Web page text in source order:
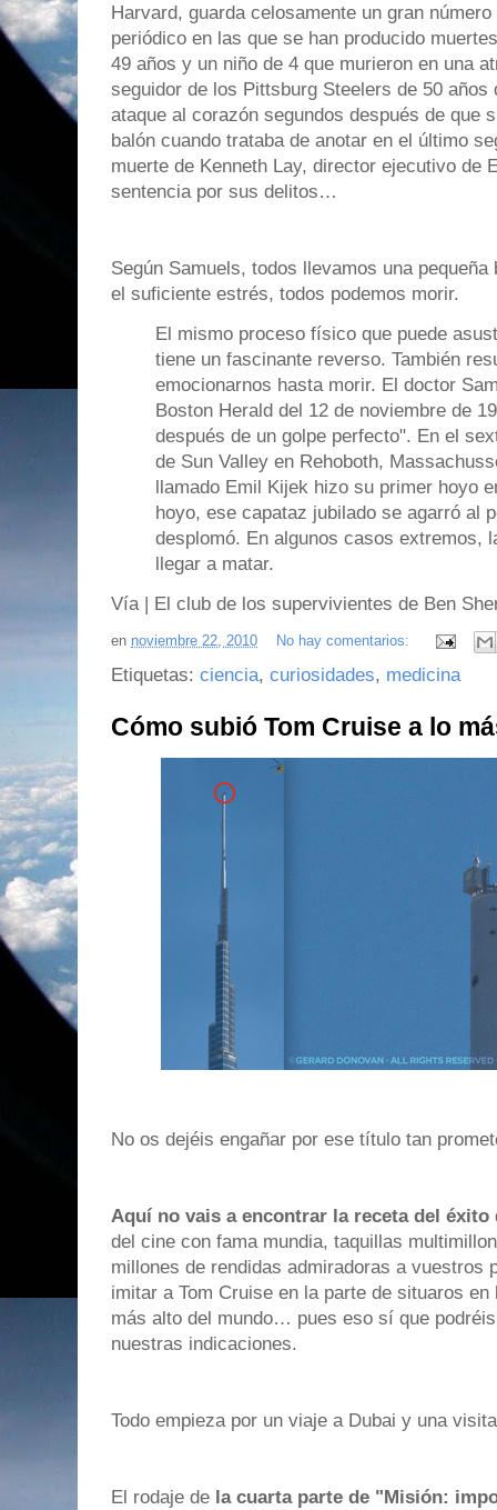
Harvard, guarda celosamente un gran
periódico en las que se han producido
49 años y un niño de 4 que murieron en una
seguidor de los Pittsburg Steelers de 50 años
ataque al corazón segundos después de que
balón cuando trataba de anotar en el último
muerte de Kenneth Lay, director ejecutivo de
sentencia por sus delitos…
Según Samuels, todos llevamos una
el suficiente estrés, todos podemos morir.
El mismo proceso físico que puede
tiene un fascinante reverso. También
emocionarnos hasta morir. El doctor
Boston Herald del 12 de noviembre de
después de un golpe perfecto". En el
de Sun Valley en Rehoboth,
llamado Emil Kijek hizo su primer hoyo
hoyo, ese capataz jubilado se agarró al
desplomó. En algunos casos extremos,
llegar a matar.
Vía | El club de los supervivientes de Ben
en noviembre 22, 2010 No hay comentarios:
Etiquetas: ciencia, curiosidades, medicina
Cómo subió Tom Cruise a lo
No os dejéis engañar por ese título tan
Aquí no vais a encontrar la receta del éxito
del cine con fama mundia, taquillas
millones de rendidas admiradoras a vuestros
imitar a Tom Cruise en la parte de situaros
más alto del mundo… pues eso sí que
nuestras indicaciones.
Todo empieza por un viaje a Dubai y una
El rodaje de la cuarta parte de "Misión: